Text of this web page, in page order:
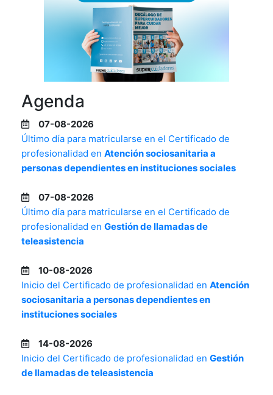
Agenda
07-08-2026
Último día para matricularse en el Certificado de
profesionalidad en Atención sociosanitaria a
personas dependientes en instituciones sociales
07-08-2026
Último día para matricularse en el Certificado de
profesionalidad en Gestión de llamadas de
teleasistencia
10-08-2026
Inicio del Certificado de profesionalidad en Atención
sociosanitaria a personas dependientes en
instituciones sociales
14-08-2026
Inicio del Certificado de profesionalidad en Gestión
de llamadas de teleasistencia